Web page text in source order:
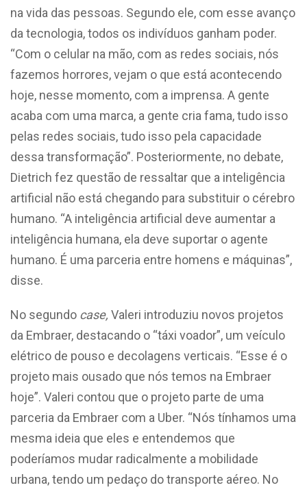
na vida das pessoas. Segundo ele, com esse avanço
da tecnologia, todos os indivíduos ganham poder.
“Com o celular na mão, com as redes sociais, nós
fazemos horrores, vejam o que está acontecendo
hoje, nesse momento, com a imprensa. A gente
acaba com uma marca, a gente cria fama, tudo isso
pelas redes sociais, tudo isso pela capacidade
dessa transformação”. Posteriormente, no debate,
Dietrich fez questão de ressaltar que a inteligência
artificial não está chegando para substituir o cérebro
humano. “A inteligência artificial deve aumentar a
inteligência humana, ela deve suportar o agente
humano. É uma parceria entre homens e máquinas”,
disse.
No segundo case, Valeri introduziu novos projetos
da Embraer, destacando o “táxi voador”, um veículo
elétrico de pouso e decolagens verticais. “Esse é o
projeto mais ousado que nós temos na Embraer
hoje”. Valeri contou que o projeto parte de uma
parceria da Embraer com a Uber. “Nós tínhamos uma
mesma ideia que eles e entendemos que
poderíamos mudar radicalmente a mobilidade
urbana, tendo um pedaço do transporte aéreo. No